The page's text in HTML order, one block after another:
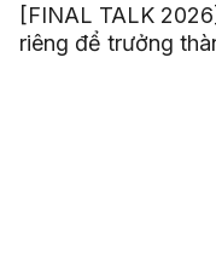
[FINAL TALK
riêng để trưởng